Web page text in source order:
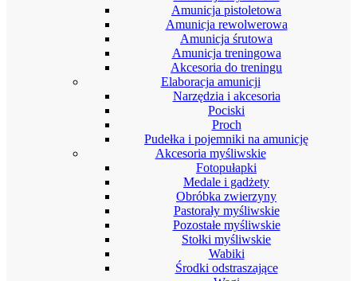
Amunicja pistoletowa
Amunicja rewolwerowa
Amunicja śrutowa
Amunicja treningowa
Akcesoria do treningu
Elaboracja amunicji
Narzędzia i akcesoria
Pociski
Proch
Pudełka i pojemniki na amunicję
Akcesoria myśliwskie
Fotopułapki
Medale i gadżety
Obróbka zwierzyny
Pastorały myśliwskie
Pozostałe myśliwskie
Stołki myśliwskie
Wabiki
Środki odstraszające